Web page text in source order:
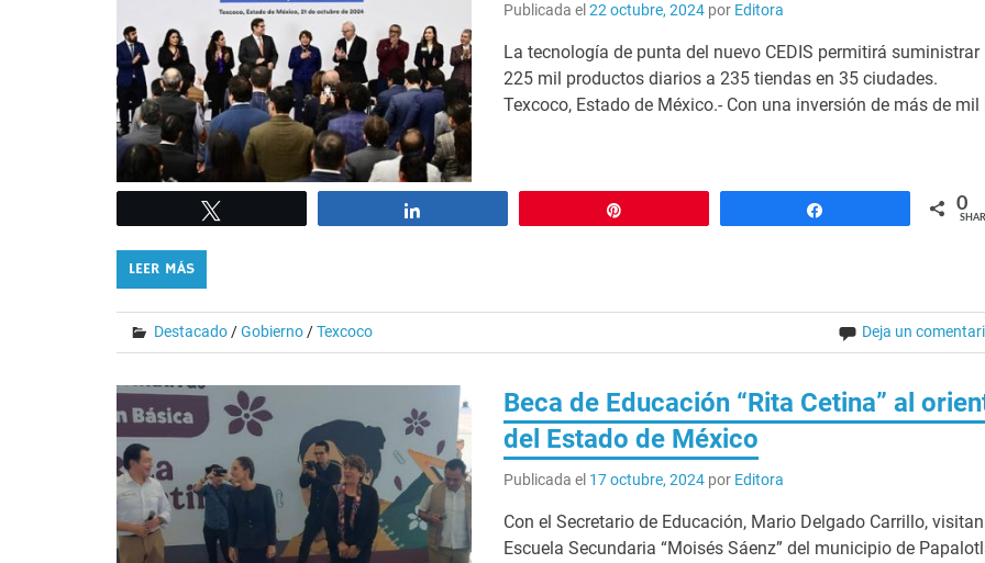
Publicada el22 octubre, 2024 por Editora
La tecnología de punta del nuevo CEDIS permitirá suministrar
225 mil productos diarios a 235 tiendas en 35 ciudades.
Texcoco, Estado de México.- Con una inversión de más de mil
0
LEER MÁS
Destacado/Gobierno/Texcoco Deja un
Beca de Educación “Rita Cetina” al
del Estado de México
Publicada el 17 octubre, 2024 por Editora
Con el Secretario de Educación, Mario Delgado Carrillo,
Escuela Secundaria “Moisés Sáenz” del municipio de